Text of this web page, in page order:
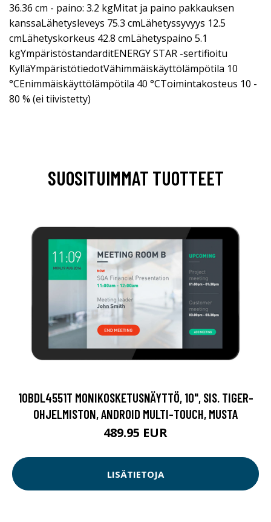
36.36 cm - paino: 3.2 kgMitat ja paino pakkauksen
kanssaLähetysleveys 75.3 cmLähetyssyvyys 12.5
cmLähetyskorkeus 42.8 cmLähetyspaino 5.1
kgYmpäristöstandarditENERGY STAR -sertifioitu
KylläYmpäristötiedotVähimmäiskäyttölämpötila 10
°CEnimmäiskäyttölämpötila 40 °CToimintakosteus 10 -
80 % (ei tiivistetty)
SUOSITUIMMAT TUOTTEET
10BDL4551T MONIKOSKETUSNÄYTTÖ, 10", SIS. TIGER-
OHJELMISTON, ANDROID MULTI-TOUCH, MUSTA
489.95 EUR
LISÄTIETOJA